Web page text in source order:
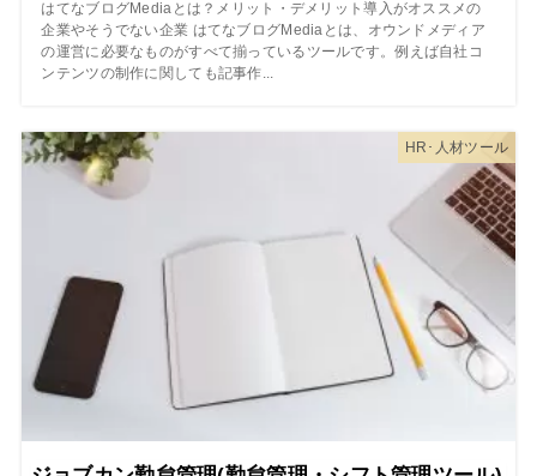
はてなブログMediaとは？メリット・デメリット導入がオススメの
企業やそうでない企業 はてなブログMediaとは、オウンドメディア
の運営に必要なものがすべて揃っているツールです。例えば自社コ
ンテンツの制作に関しても記事作...
HR･人材ツール